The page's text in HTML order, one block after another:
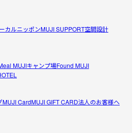
カルニッポンMUJI SUPPORT空間設計
MUJIキャンプ場Found MUJI
MUJI CardMUJI GIFT CARD法人のお客様へ